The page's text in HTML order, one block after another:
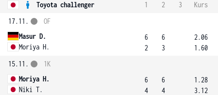
Toyota challenger 1 2 3
Kurs
17.11.
Masur D.
Moriya H.
OF
6
2
6
3
2.06
1.60
15.11.
Moriya H.
Niki T.
1K
6
4
6
4
1.28
3.12